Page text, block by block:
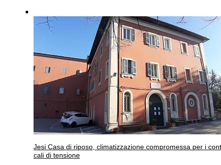
Jesi Casa di riposo, climatizzazione compromessa per i
cali di tensione